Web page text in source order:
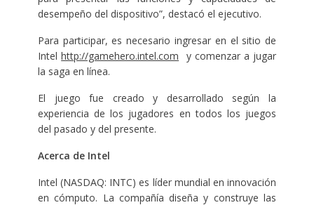
desempeño del dispositivo”, destacó el ejecutivo.
Para participar, es necesario ingresar en el sitio de
Intelhttp://gamehero.intel.com y comenzar a jugar
la saga en línea.
El juego fue creado y desarrollado según la
experiencia de los jugadores en todos los juegos
del pasado y del presente.
Acerca de Intel
Intel (NASDAQ: INTC) es líder mundial en innovación
en cómputo. La compañía diseña y construye las